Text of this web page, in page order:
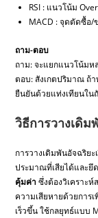
RSI : แนวโน้ม
MACD : จุดตัดซื้อ/
ถาม-ตอบ
ถาม: จะแยกแนวโน้มห
ตอบ: สังเกตปริมาณ ถ้
ยืนยันด้วยแท่งเทียนใน
วิธีการวางเดิ
การวางเดิมพันอัจฉริย
ประมาณที่เสียได้และยึ
คุ้มค่า ซึ่งต้องวิเคราะห์
ความเสียหายด้วยการ
เร็วขึ้น ใช้กลยุทธ์แบบ